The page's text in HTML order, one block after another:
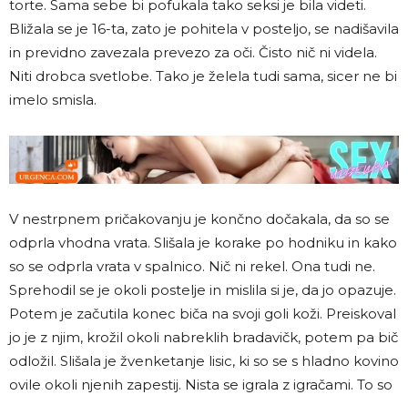
torte. Sama sebe bi pofukala tako seksi je bila videti.
Bližala se je 16-ta, zato je pohitela v posteljo, se nadišavila
in previdno zavezala prevezo za oči. Čisto nič ni videla.
Niti drobca svetlobe. Tako je želela tudi sama, sicer ne bi
imelo smisla.
V nestrpnem pričakovanju je končno dočakala, da so se
odprla vhodna vrata. Slišala je korake po hodniku in kako
so se odprla vrata v spalnico. Nič ni rekel. Ona tudi ne.
Sprehodil se je okoli postelje in mislila si je, da jo opazuje.
Potem je začutila konec biča na svoji goli koži. Preiskoval
jo je z njim, krožil okoli nabreklih bradavičk, potem pa bič
odložil. Slišala je žvenketanje lisic, ki so se s hladno kovino
ovile okoli njenih zapestij. Nista se igrala z igračami. To so